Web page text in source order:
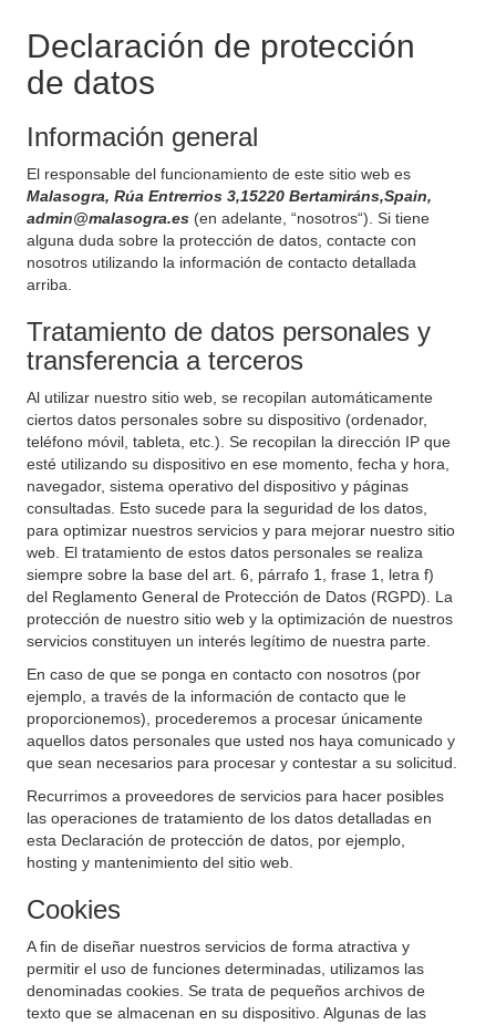
Declaración de protección
de datos
Información general
El responsable del funcionamiento de este sitio web es
Malasogra, Rúa Entrerrios 3,15220 Bertamiráns,Spain,
admin@malasogra.es (en adelante, “nosotros“). Si tiene
alguna duda sobre la protección de datos, contacte con
nosotros utilizando la información de contacto detallada
arriba.
Tratamiento de datos personales y
transferencia a terceros
Al utilizar nuestro sitio web, se recopilan automáticamente
ciertos datos personales sobre su dispositivo (ordenador,
teléfono móvil, tableta, etc.). Se recopilan la dirección IP que
esté utilizando su dispositivo en ese momento, fecha y hora,
navegador, sistema operativo del dispositivo y páginas
consultadas. Esto sucede para la seguridad de los datos,
para optimizar nuestros servicios y para mejorar nuestro sitio
web. El tratamiento de estos datos personales se realiza
siempre sobre la base del art. 6, párrafo 1, frase 1, letra f)
del Reglamento General de Protección de Datos (RGPD). La
protección de nuestro sitio web y la optimización de nuestros
servicios constituyen un interés legítimo de nuestra parte.
En caso de que se ponga en contacto con nosotros (por
ejemplo, a través de la información de contacto que le
proporcionemos), procederemos a procesar únicamente
aquellos datos personales que usted nos haya comunicado y
que sean necesarios para procesar y contestar a su solicitud.
Recurrimos a proveedores de servicios para hacer posibles
las operaciones de tratamiento de los datos detalladas en
esta Declaración de protección de datos, por ejemplo,
hosting y mantenimiento del sitio web.
Cookies
A fin de diseñar nuestros servicios de forma atractiva y
permitir el uso de funciones determinadas, utilizamos las
denominadas cookies. Se trata de pequeños archivos de
texto que se almacenan en su dispositivo. Algunas de las